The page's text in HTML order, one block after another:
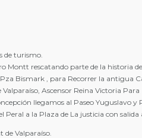
de turismo.
Montt rescatando parte de la historia
Bismark , para Recorrer la antigua
Ascensor Reina Victoria
llegamos al Paseo Yuguslavo
Peral a la Plaza de La justicia con
Valparaíso.